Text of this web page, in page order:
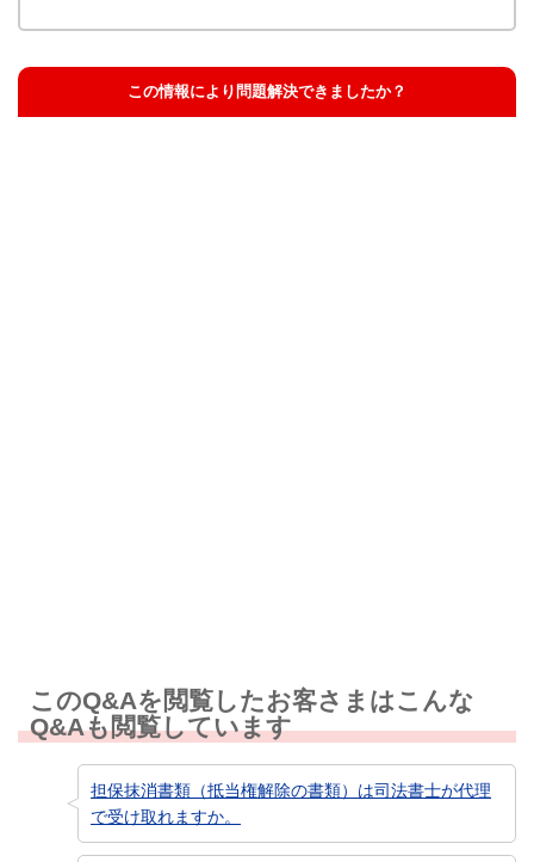
この情報により問題解決できましたか？
このQ&Aを閲覧したお客さまはこんな
Q&Aも閲覧しています
担保抹消書類（抵当権解除の書類）は司法書士が代理
で受け取れますか。